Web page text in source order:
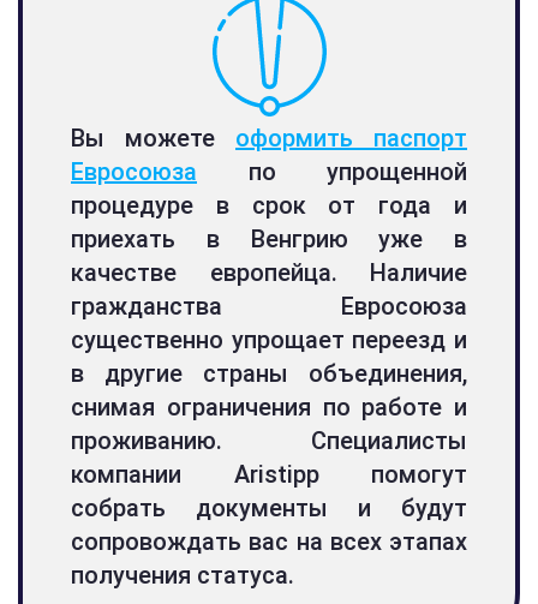
Вы можете оформить паспорт
Евросоюза по упрощенной
процедуре в срок от года и
приехать в Венгрию уже в
качестве европейца. Наличие
гражданства Евросоюза
существенно упрощает переезд и
в другие страны объединения,
снимая ограничения по работе и
проживанию. Специалисты
компании Aristipp помогут
собрать документы и будут
сопровождать вас на всех этапах
получения статуса.